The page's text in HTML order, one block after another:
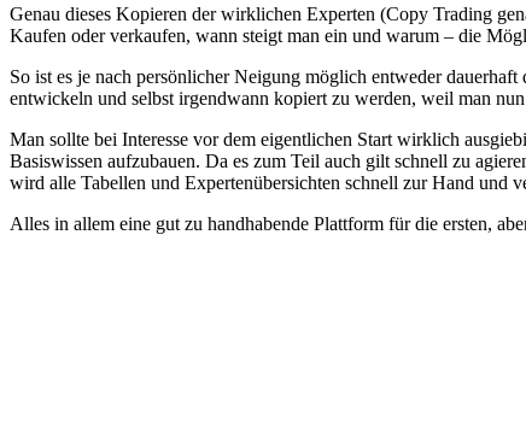
Genau dieses Kopieren der wirklichen Experten (Copy Trading
Kaufen oder verkaufen, wann steigt man ein und warum – die
So ist es je nach persönlicher Neigung möglich entweder
entwickeln und selbst irgendwann kopiert zu werden, weil man
Man sollte bei Interesse vor dem eigentlichen Start wirklich
Basiswissen aufzubauen. Da es zum Teil auch gilt schnell zu
wird alle Tabellen und Expertenübersichten schnell zur Hand und
Alles in allem eine gut zu handhabende Plattform für die ersten,